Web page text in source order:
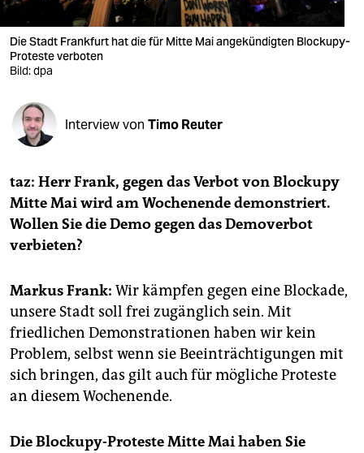
verlag
veranstaltungen
shop
fragen & hilfe
unterstützen
genossenschaft
epaper login
Die Stadt Frankfurt hat die für Mitte Mai angekündigten Blockupy-
Proteste verboten
Bild: dpa
Interview von Timo Reuter
taz: Herr Frank, gegen das Verbot von Blockupy
Mitte Mai wird am Wochenende demonstriert.
Wollen Sie die Demo gegen das Demoverbot
verbieten?
Markus Frank: Wir kämpfen gegen eine Blockade,
unsere Stadt soll frei zugänglich sein. Mit
friedlichen Demonstrationen haben wir kein
Problem, selbst wenn sie Beeinträchtigungen mit
sich bringen, das gilt auch für mögliche Proteste
an diesem Wochenende.
Die Blockupy-Proteste Mitte Mai haben Sie